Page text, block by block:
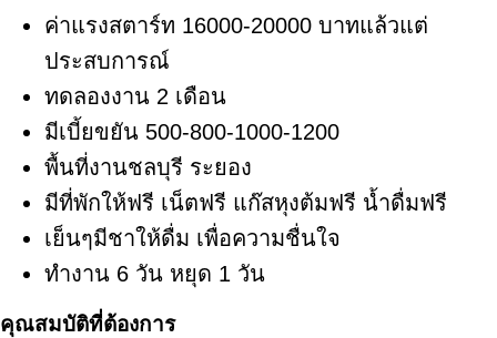
ค่าแรงสตาร์ท 16000-20000 บาทแล้วแต่
ประสบการณ์
ทดลองงาน 2 เดือน
มีเบี้ยขยัน 500-800-1000-1200
พื้นที่งานชลบุรี ระยอง
มีที่พักให้ฟรี เน็ตฟรี แก๊สหุงต้มฟรี น้ำดื่มฟรี
เย็นๆมีชาให้ดื่ม เพื่อความชื่นใจ
ทำงาน 6 วัน หยุด 1 วัน
คุณสมบัติที่ต้องการ